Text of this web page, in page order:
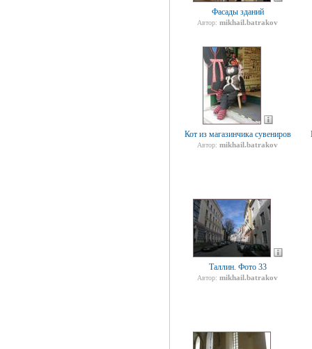
Фасады зданий
Автор: mikhail.batrakov
Кот из магазинчика сувениров
Автор: mikhail.batrakov
Таллин. Фото 33
Автор: mikhail.batrakov